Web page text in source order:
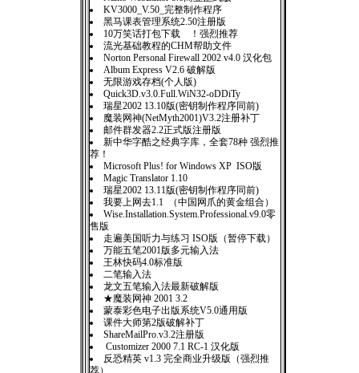
KV3000_V.50_完整制作程序
黑马课表管理系统2.50注册版
10万笑话打包下载 ！强烈推荐
流光基础教程的CHM帮助文件
Norton Personal Firewall 2002 v4.0 汉化包
Album Express V2.6 破解版
无限游戏存档(个人版)
Quick3D.v3.0.Full.WiN32-oDDiTy
瑞星2002 13.10版(密钥制作程序同前)
魔装网神(NetMyth2001)V3.2注册补丁
邮件群发器2.2正式版注册版
新中华字酷之经典字库，全套78种 强烈推
荐！
Microsoft Plus! for Windows XP ISO版
Magic Translator 1.10
瑞星2002 13.11版(密钥制作程序同前)
我要上网去1.1 （中国网爪的黄金组合）
Wise.Installation.System.Professional.v9.0零
售版
走遍美国听力与练习 ISO版（暂停下载）
万能五笔2001版多元输入法
王林快码4.0标准版
二笔输入法
龙文五笔输入法最新破解版
★魔装网神 2001 3.2
蒙泰彩色电子出版系统V5.0通用版
课件大师第2版破解补丁
ShareMailPro.v3.2注册版
Customizer 2000 7.1 RC-1 汉化版
反恐精英 v1.3 完全商业升级版（强烈推
荐）